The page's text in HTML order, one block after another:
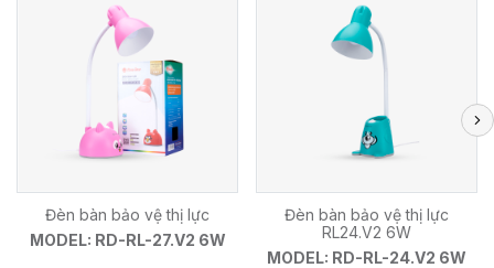
Đèn bàn bảo vệ thị lực
MODEL: RD-RL-27.V2 6W
Đèn bàn bảo vệ thị lực
RL24.V2 6W
MODEL: RD-RL-24.V2 6W